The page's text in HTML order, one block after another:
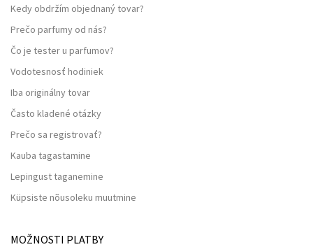
Kedy obdržím objednaný tovar?
Prečo parfumy od nás?
Čo je tester u parfumov?
Vodotesnosť hodiniek
Iba originálny tovar
Často kladené otázky
Prečo sa registrovať?
Kauba tagastamine
Lepingust taganemine
Küpsiste nõusoleku muutmine
MOŽNOSTI PLATBY